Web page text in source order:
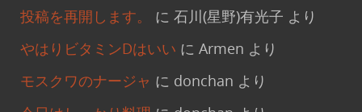
投稿を再開します。
に 石川(星野)有光子 より
やはりビタミンDはいい に Armen より
モスクワのナージャ に donchan より